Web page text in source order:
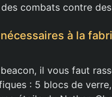
combats contre
à la
il vous faut
: 5 blocs de